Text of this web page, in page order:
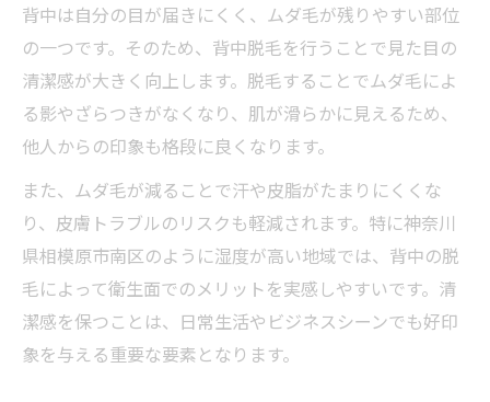
背中脱毛で肌トラブルが減る仕組み
脱毛が背中ニキビ予防に有効な理由
肌トラブル別に見る脱毛効果一覧表
背中脱毛後の肌状態の変化を解説
神奈川県相模原市南区で安心の脱毛体験を
地域で選ぶ安心の脱毛サービス特徴
相模原市南区で人気の脱毛施術内容比較表
脱毛サロン選びで重視したいポイント
安心して通える脱毛施設の選び方
背中は自分の目が届きにくく、ムダ毛が残りやすい部位
の一つです。そのため、背中脱毛を行うことで見た目の
清潔感が大きく向上します。脱毛することでムダ毛によ
る影やざらつきがなくなり、肌が滑らかに見えるため、
他人からの印象も格段に良くなります。
また、ムダ毛が減ることで汗や皮脂がたまりにくくな
り、皮膚トラブルのリスクも軽減されます。特に神奈川
県相模原市南区のように湿度が高い地域では、背中の脱
毛によって衛生面でのメリットを実感しやすいです。清
潔感を保つことは、日常生活やビジネスシーンでも好印
象を与える重要な要素となります。